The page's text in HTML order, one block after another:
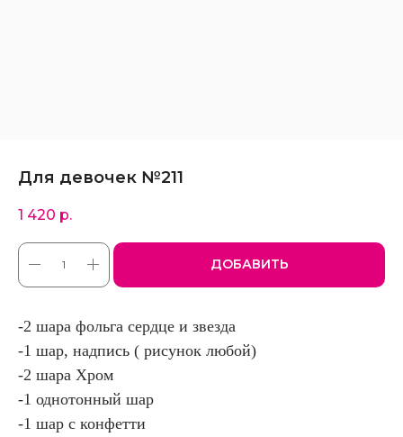
Для девочек №211
1 420 р.
ДОБАВИТЬ
-2 шара фольга сердце и звезда
-1 шар, надпись ( рисунок любой)
-2 шара Хром
-1 однотонный шар
-1 шар с конфетти